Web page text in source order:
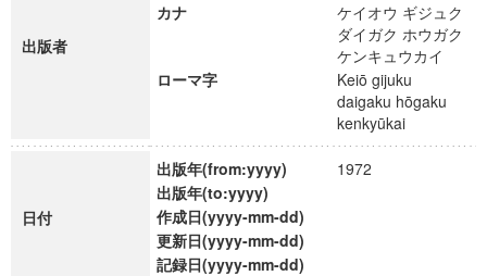
出版者
カナ
ケイオウ ギジュク
ダイガク ホウガク
ケンキュウカイ
ローマ字
Keiō gijuku
daigaku hōgaku
kenkyūkai
日付
出版年(from:yyyy)
1972
出版年(to:yyyy)
作成日(yyyy-mm-dd)
更新日(yyyy-mm-dd)
記録日(yyyy-mm-dd)